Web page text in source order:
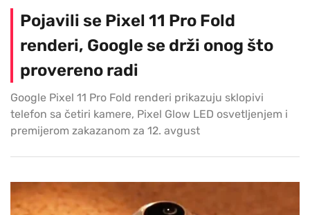
Pojavili se Pixel 11 Pro Fold
renderi, Google se drži onog što
provereno radi
Google Pixel 11 Pro Fold renderi prikazuju sklopivi
telefon sa četiri kamere, Pixel Glow LED osvetljenjem i
premijerom zakazanom za 12. avgust